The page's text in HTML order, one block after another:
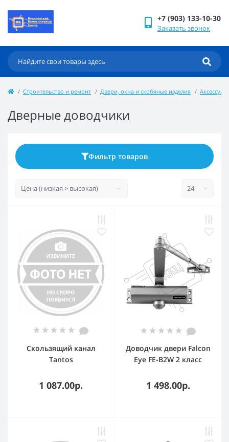
+7 (903) 133-10-30
Заказать звонок
Строительство и ремонт Двери, окна и скобяные изделия
Дверные доводчики
Фильтр товаров
Скользящий канал
Tantos
1 087.00р.
Доводчик двери Falcon
Eye FE-B2W 2 класс
1 498.00р.